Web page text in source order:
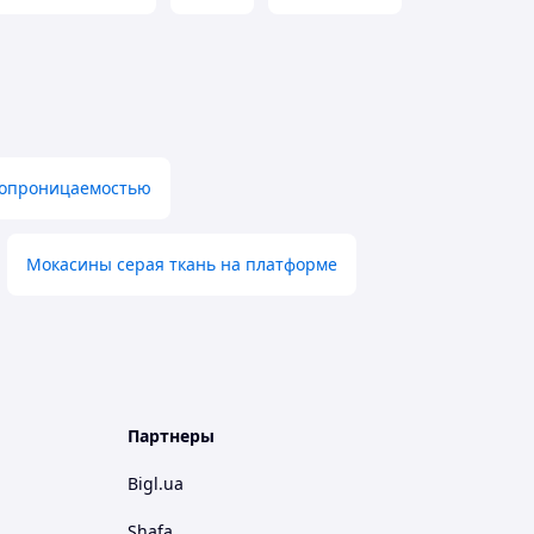
Мокасины серая ткань на платформе
Партнеры
Bigl.ua